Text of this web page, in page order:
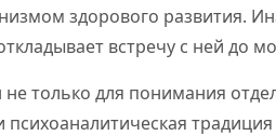
здорового развития.
встречу с ней до
не только для понимания